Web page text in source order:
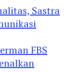
Sastra